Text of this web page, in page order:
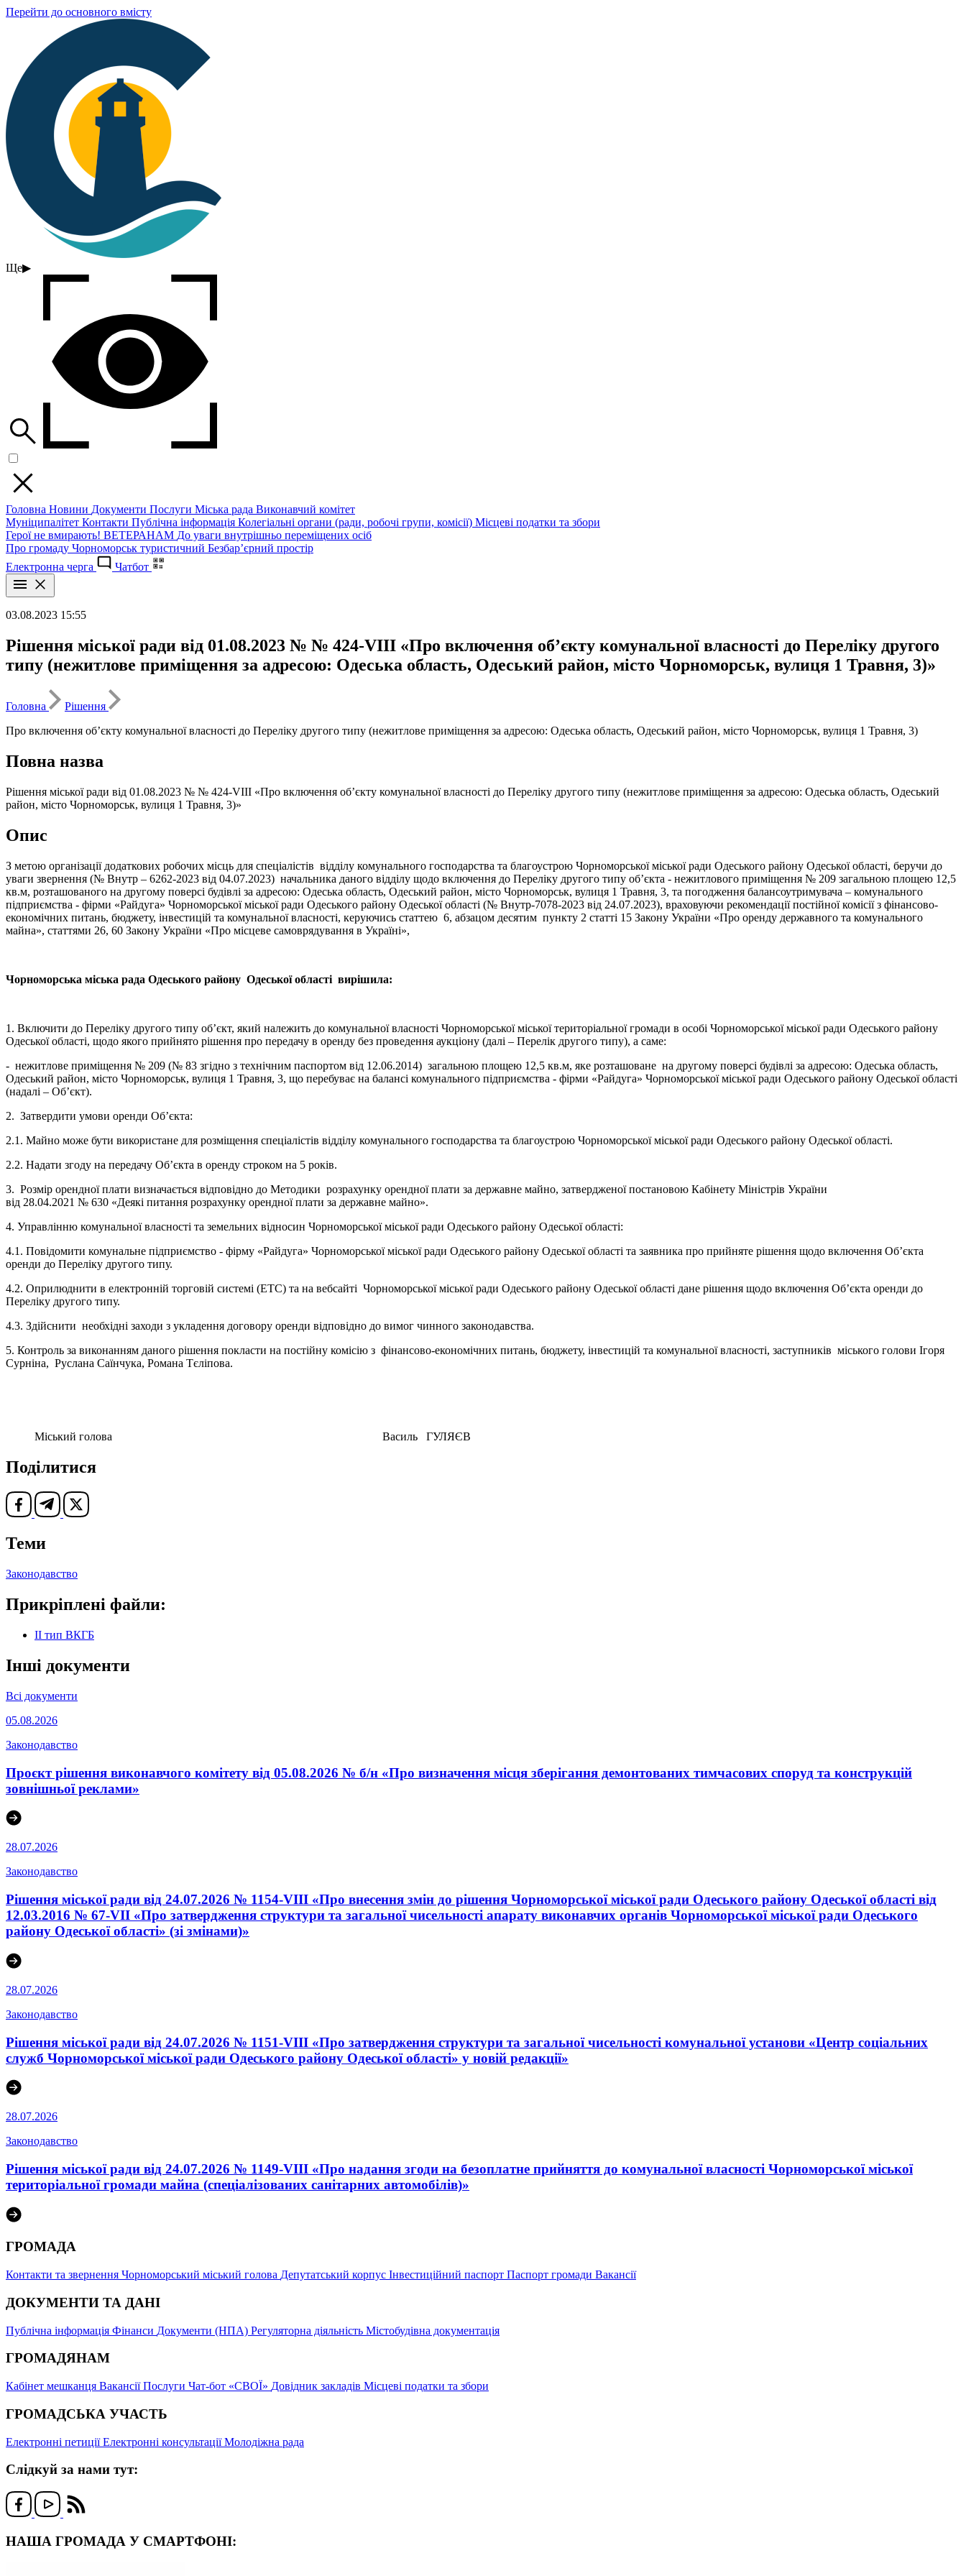
Перейти до основного вмісту
Ще▶
Головна Новини Документи Послуги Міська рада Виконавчий комітет
Муніципалітет Контакти Публічна інформація Колегіальні органи (ради, робочі групи, комісії) Місцеві податки та збори
Герої не вмирають! ВЕТЕРАНАМ До уваги внутрішньо переміщених осіб
Про громаду Чорноморськ туристичний Безбар’єрний простір
Електронна черга
Чатбот
03.08.2023 15:55
Рішення міської ради від 01.08.2023 № № 424-VIII «Про включення об’єкту комунальної власності до Переліку другого
типу (нежитлове приміщення за адресою: Одеська область, Одеський район, місто Чорноморськ, вулиця 1 Травня, 3)»
Головна
Рішення
Про включення об’єкту комунальної власності до Переліку другого типу (нежитлове приміщення за адресою: Одеська область, Одеський район, місто Чорноморськ, вулиця 1 Травня, 3)
Повна назва
Рішення міської ради від 01.08.2023 № № 424-VIII «Про включення об’єкту комунальної власності до Переліку другого типу (нежитлове приміщення за адресою: Одеська область, Одеський
район, місто Чорноморськ, вулиця 1 Травня, 3)»
Опис
З метою організації додаткових робочих місць для спеціалістів відділу комунального господарства та благоустрою Чорноморської міської ради Одеського району Одеської області, беручи до
уваги звернення (№ Внутр – 6262-2023 від 04.07.2023) начальника даного відділу щодо включення до Переліку другого типу об’єкта - нежитлового приміщення № 209 загальною площею 12,5
кв.м, розташованого на другому поверсі будівлі за адресою: Одеська область, Одеський район, місто Чорноморськ, вулиця 1 Травня, 3, та погодження балансоутримувача – комунального
підприємства - фірми «Райдуга» Чорноморської міської ради Одеського району Одеської області (№ Внутр-7078-2023 від 24.07.2023), враховуючи рекомендації постійної комісії з фінансово-
економічних питань, бюджету, інвестицій та комунальної власності, керуючись статтею 6, абзацом десятим пункту 2 статті 15 Закону України «Про оренду державного та комунального
майна», статтями 26, 60 Закону України «Про місцеве самоврядування в Україні»,
Чорноморська міська рада Одеського району Одеської області вирішила:
1. Включити до Переліку другого типу об’єкт, який належить до комунальної власності Чорноморської міської територіальної громади в особі Чорноморської міської ради Одеського району
Одеської області, щодо якого прийнято рішення про передачу в оренду без проведення аукціону (далі – Перелік другого типу), а саме:
- нежитлове приміщення № 209 (№ 83 згідно з технічним паспортом від 12.06.2014) загальною площею 12,5 кв.м, яке розташоване на другому поверсі будівлі за адресою: Одеська область,
Одеський район, місто Чорноморськ, вулиця 1 Травня, 3, що перебуває на балансі комунального підприємства - фірми «Райдуга» Чорноморської міської ради Одеського району Одеської області
(надалі – Об’єкт).
2. Затвердити умови оренди Об’єкта:
2.1. Майно може бути використане для розміщення спеціалістів відділу комунального господарства та благоустрою Чорноморської міської ради Одеського району Одеської області.
2.2. Надати згоду на передачу Об’єкта в оренду строком на 5 років.
3. Розмір орендної плати визначається відповідно до Методики розрахунку орендної плати за державне майно, затвердженої постановою Кабінету Міністрів України
від 28.04.2021 № 630 «Деякі питання розрахунку орендної плати за державне майно».
4. Управлінню комунальної власності та земельних відносин Чорноморської міської ради Одеського району Одеської області:
4.1. Повідомити комунальне підприємство - фірму «Райдуга» Чорноморської міської ради Одеського району Одеської області та заявника про прийняте рішення щодо включення Об’єкта
оренди до Переліку другого типу.
4.2. Оприлюднити в електронній торговій системі (ЕТС) та на вебсайті Чорноморської міської ради Одеського району Одеської області дане рішення щодо включення Об’єкта оренди до
Переліку другого типу.
4.3. Здійснити необхідні заходи з укладення договору оренди відповідно до вимог чинного законодавства.
5. Контроль за виконанням даного рішення покласти на постійну комісію з фінансово-економічних питань, бюджету, інвестицій та комунальної власності, заступників міського голови Ігоря
Сурніна, Руслана Саїнчука, Романа Тєліпова.
Міський голова Василь ГУЛЯЄВ
Поділитися
Теми
Законодавство
Прикріплені файли:
ІІ тип ВКГБ
Інші документи
Всі документи
05.08.2026
Законодавство
Проєкт рішення виконавчого комітету від 05.08.2026 № б/н «Про визначення місця зберігання демонтованих тимчасових споруд та конструкцій
зовнішньої реклами»
28.07.2026
Законодавство
Рішення міської ради від 24.07.2026 № 1154-VIII «Про внесення змін до рішення Чорноморської міської ради Одеського району Одеської області від
12.03.2016 № 67-VІI «Про затвердження структури та загальної чисельності апарату виконавчих органів Чорноморської міської ради Одеського
району Одеської області» (зі змінами)»
28.07.2026
Законодавство
Рішення міської ради від 24.07.2026 № 1151-VIII «Про затвердження структури та загальної чисельності комунальної установи «Центр соціальних
служб Чорноморської міської ради Одеського району Одеської області» у новій редакції»
28.07.2026
Законодавство
Рішення міської ради від 24.07.2026 № 1149-VIII «Про надання згоди на безоплатне прийняття до комунальної власності Чорноморської міської
територіальної громади майна (спеціалізованих санітарних автомобілів)»
ГРОМАДА
Контакти та звернення Чорноморський міський голова Депутатський корпус Інвестиційний паспорт Паспорт громади Вакансії
ДОКУМЕНТИ ТА ДАНІ
Публічна інформація Фінанси Документи (НПА) Регуляторна діяльність Містобудівна документація
ГРОМАДЯНАМ
Кабінет мешканця ВакансіїПослуги Чат-бот «СВОЇ» Довідник закладів Місцеві податки та збори
ГРОМАДСЬКА УЧАСТЬ
Електронні петиціїЕлектронні консультаціїМолодіжна рада
Слідкуй за нами тут:
НАША ГРОМАДА У СМАРТФОНІ: